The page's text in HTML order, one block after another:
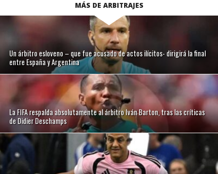
MÁS DE ARBITRAJES
Un árbitro esloveno – que fue acusado de actos ilícitos- dirigirá la final
entre España y Argentina
La FIFA respalda absolutamente al árbitro Iván Barton, tras las críticas
de Didier Deschamps